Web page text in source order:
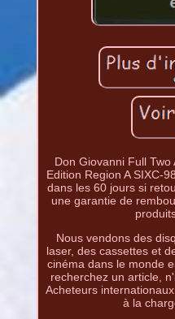
Don Giovanni Full
Edition Region A SIXC-
dans les 60 jours si
une garantie de
Nous vendons des
laser, des cassettes et
cinéma dans le monde
recherchez un article,
Acheteurs
à la